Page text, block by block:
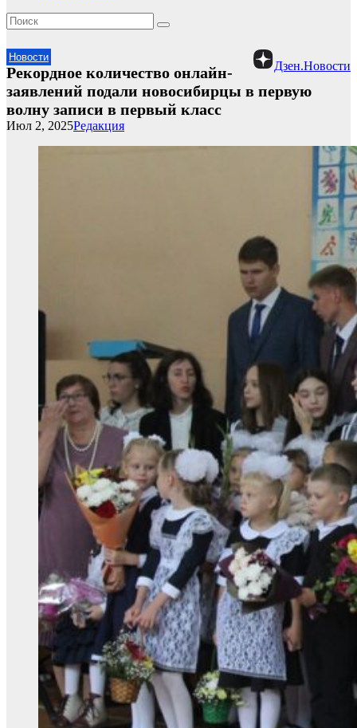
Новости
Дзен.Новости
Рекордное количество онлайн-
заявлений подали новосибирцы в первую
волну записи в первый класс
Редакция
Июл 2, 2025